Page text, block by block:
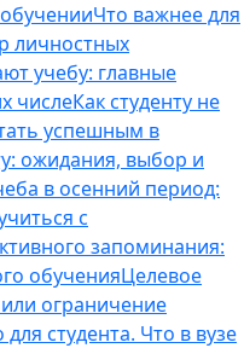
Что важнее для
личностных
учебу: главные
числеКак студенту не
успешным в
ожидания, выбор и
в осенний период:
с
запоминания:
обученияЦелевое
ограничение
студента. Что в вузе